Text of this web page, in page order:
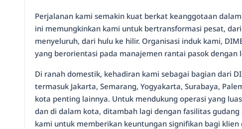
Perjalanan kami semakin kuat berkat keanggotaan
ini memungkinkan kami untuk bertransformasi pesat,
menyeluruh, dari hulu ke hilir. Organisasi induk kami,
yang berorientasi pada manajemen rantai pasok dengan
Di ranah domestik, kehadiran kami sebagai bagian dari
termasuk Jakarta, Semarang, Yogyakarta, Surabaya,
kota penting lainnya. Untuk mendukung operasi yang
dan di dalam kota, ditambah lagi dengan fasilitas
kami untuk memberikan keuntungan signifikan bagi